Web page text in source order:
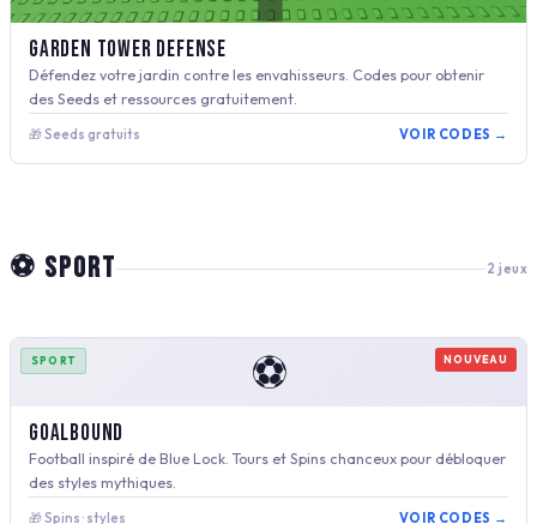
Garden Tower Defense
Défendez votre jardin contre les envahisseurs. Codes pour obtenir
des Seeds et ressources gratuitement.
🎁 Seeds gratuits VOIR CODES →
⚽ SPORT 2 jeux
⚽
SPORT NOUVEAU
Goalbound
Football inspiré de Blue Lock. Tours et Spins chanceux pour débloquer
des styles mythiques.
🎁 Spins · styles VOIR CODES →